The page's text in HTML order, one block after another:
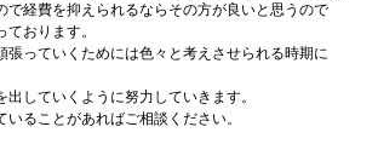
で経費を抑えられるならその方が良いと思うので
おります。
張っていくためには色々と考えさせられる時期に
出していくように努力していきます。
ることがあればご相談ください。